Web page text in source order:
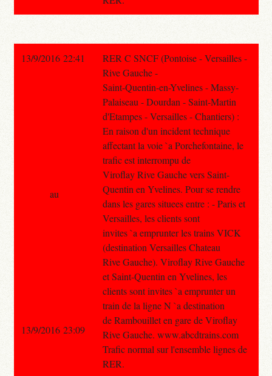
13/9/2016 22:41
RER C SNCF (Pontoise - Versailles -
Rive Gauche -
Saint-Quentin-en-Yvelines - Massy-
Palaiseau - Dourdan - Saint-Martin
d'Etampes - Versailles - Chantiers) :
En raison d'un incident technique
affectant la voie `a Porchefontaine, le
trafic est interrompu de
Viroflay Rive Gauche vers Saint-
Quentin en Yvelines. Pour se rendre
dans les gares situees entre : - Paris et
Versailles, les clients sont
invites `a emprunter les trains VICK
(destination Versailles Chateau
Rive Gauche). Viroflay Rive Gauche
et Saint-Quentin en Yvelines, les
clients sont invites `a emprunter un
train de la ligne N `a destination
de Rambouillet en gare de Viroflay
Rive Gauche. www.abcdtrains.com
Trafic normal sur l'ensemble lignes de
RER.
au
13/9/2016 23:09